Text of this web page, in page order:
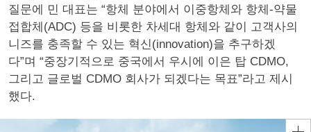
질문에 민 대표는 “항체 분야에서 이중항체와 항체-약물
접합체(ADC) 등을 비롯한 차세대 항체와 같이 고객사의
니즈를 충족할 수 있는 혁신(innovation)을 추구하겠
다”며 “중장기적으로 중국에서 우시에 이은 탑 CDMO,
그리고 글로벌 CDMO 회사가 되겠다는 목표”라고 제시
했다.